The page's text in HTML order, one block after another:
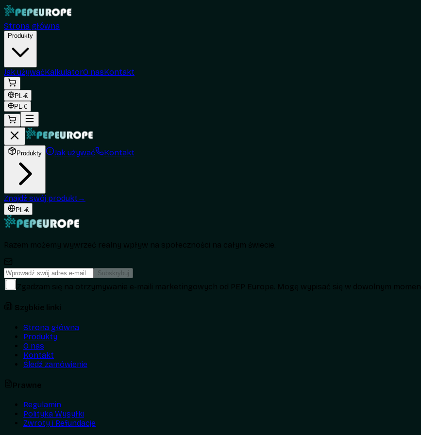
Strona główna
Produkty
Jak używaćKalkulatorO nasKontakt
PL·€
PL·€
Produkty Jak używać Kontakt
Znajdź swój produkt →
PL·€
Subskrybuj
Strona główna
Produkty
O nas
Kontakt
Śledź zamówienie
Regulamin
Polityka Wysyłki
Zwroty i Refundacje